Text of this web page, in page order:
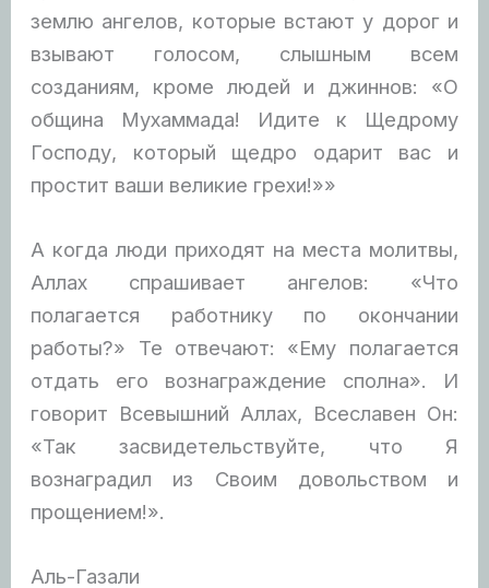
землю ангелов, которые встают у дорог и
взывают голосом, слышным всем
созданиям, кроме людей и джиннов: «О
община Мухаммада! Идите к Щедрому
Господу, который щедро одарит вас и
простит ваши великие грехи!»»
А когда люди приходят на места молитвы,
Аллах спрашивает ангелов: «Что
полагается работнику по окончании
работы?» Те отвечают: «Ему полагается
отдать его вознаграждение сполна». И
говорит Всевышний Аллах, Всеславен Он:
«Так засвидетельствуйте, что Я
вознаградил из Своим довольством и
прощением!».
Аль-Газали